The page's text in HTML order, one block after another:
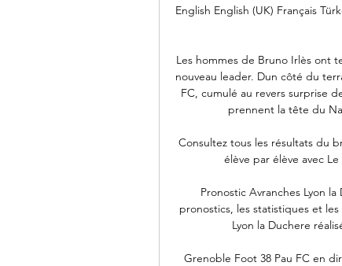
English English (UK) Français
Les hommes de Bruno Irlès ont
nouveau leader. Dun côté du
FC, cumulé au revers surprise
prennent la tête du
Consultez tous les résultats du
élève par élève avec
Pronostic Avranches Lyon
pronostics, les statistiques et
Lyon la Duchere
Grenoble Foot 38 Pau FC en